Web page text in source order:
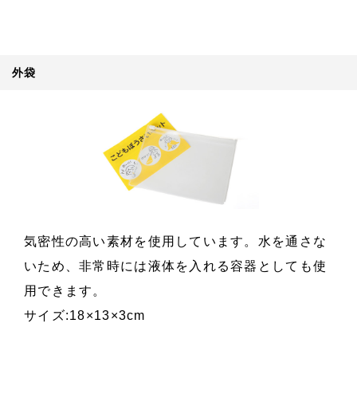
外袋
気密性の高い素材を使用しています。水を通さな
いため、非常時には液体を入れる容器としても使
用できます。
サイズ:18×13×3cm